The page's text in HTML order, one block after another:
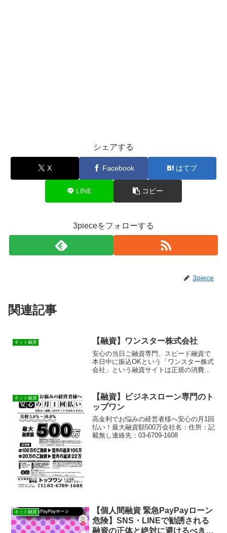
シェアする
X Facebook はてブ
LINE コピー
3pieceをフォローする
3piece
関連記事
ネット融資 【融資】ワンスター株式会社
安心の当日ご融資専門、スピード融資で
本日中に振込OKという「ワンスター株式
会社」という融資サイトは正規の消費者
URLを与えられたスマホ専用の闇金サイ
トなので時間が経てば再...
ネット融資
【融資】ビジネスローン専門のト
ップワン
高金利でお悩みの経営者様へ安心の月1回
払い！最大融資額500万会社名：住所：記
載無し連絡先：03-6709-1608
ネット融資
【個人間融資 緊急PayPayローン
危険】SNS・LINEで勧誘される
融資の正体と絶対に避けるべき理